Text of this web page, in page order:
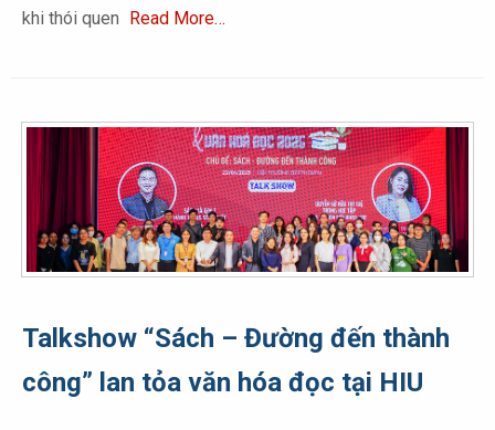
khi thói quen Read More…
Talkshow “Sách – Đường đến thành
công” lan tỏa văn hóa đọc tại HIU